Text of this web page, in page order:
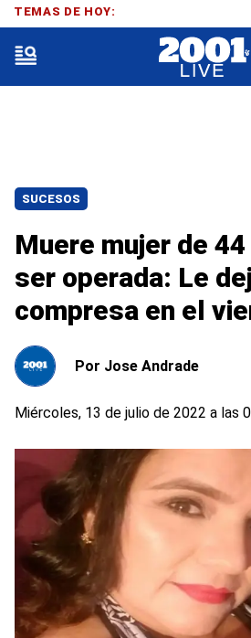
SUCESOS
Muere mujer de
ser operada: Le
compresa en el
Por Jose Andrade
Miércoles, 13 de julio de 2022 a las
TEMAS DE HOY: